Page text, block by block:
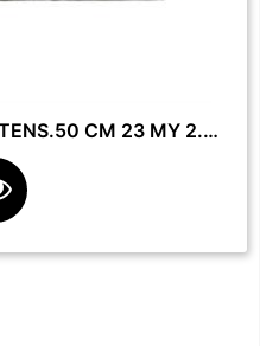
FILM IN POLIET.TRASP. ESTENS.50 CM 23 MY 2.2 KG **